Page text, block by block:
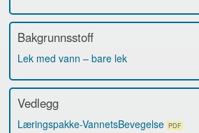
Bakgrunnsstoff
Lek med vann – bare lek
Vedlegg
Læringspakke-VannetsBevegelse PDF